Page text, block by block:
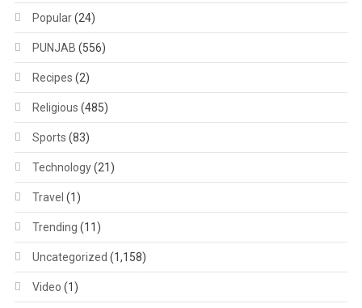
Popular(24)
PUNJAB (556)
Recipes (2)
Religious (485)
Sports (83)
Technology(21)
Travel (1)
Trending (11)
Uncategorized (1,158)
Video (1)